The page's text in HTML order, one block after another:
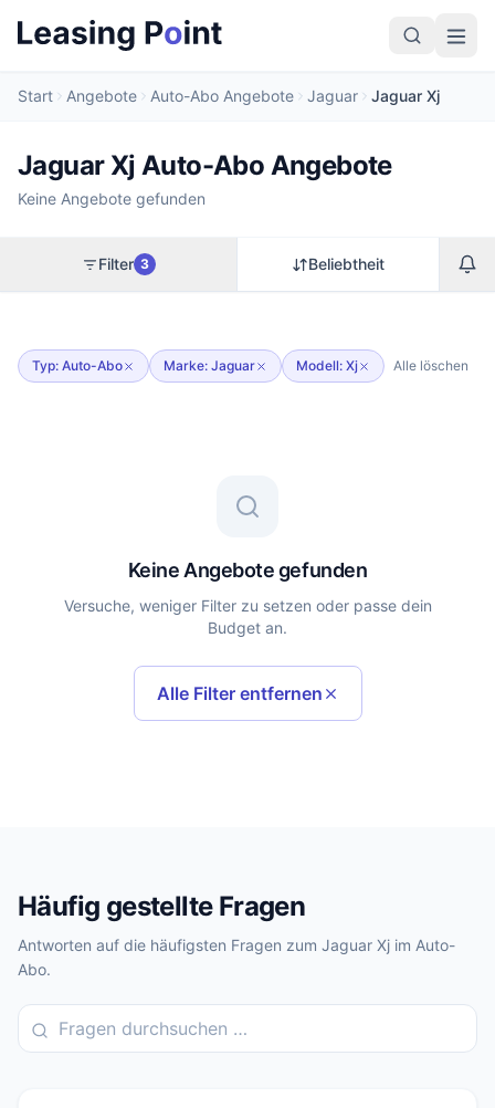
Start Angebote Auto-Abo Angebote Jaguar Jaguar Xj
Jaguar Xj Auto-Abo Angebote
Keine Angebote gefunden
Filter 3 Beliebtheit
Typ: Auto-Abo Marke: Jaguar Modell: Xj Alle löschen
Keine Angebote gefunden
Versuche, weniger Filter zu setzen oder passe dein
Budget an.
Alle Filter entfernen
Häufig gestellte Fragen
Antworten auf die häufigsten Fragen zum Jaguar Xj im Auto-
Abo.